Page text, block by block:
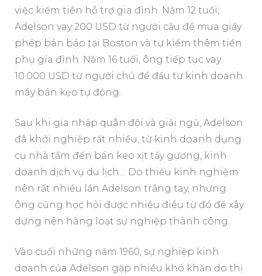
việc kiếm tiền hỗ trợ gia đình. Năm 12 tuổi,
Adelson vay 200 USD từ người cậu để mua giấy
phép bán báo tại Boston và tự kiếm thêm tiền
phụ gia đình. Năm 16 tuổi, ông tiếp tục vay
10.000 USD từ người chú để đầu tư kinh doanh
máy bán kẹo tự động.
Sau khi gia nhập quân đội và giải ngũ, Adelson
đã khởi nghiệp rất nhiều, từ kinh doanh dụng
cụ nhà tắm đến bán keo xịt tẩy gương, kinh
doanh dịch vụ du lịch… Do thiếu kinh nghiệm
nên rất nhiều lần Adelson trắng tay, nhưng
ông cũng học hỏi được nhiều điều từ đó để xây
dựng nên hàng loạt sự nghiệp thành công.
Vào cuối những năm 1960, sự nghiệp kinh
doanh của Adelson gặp nhiều khó khăn do thị